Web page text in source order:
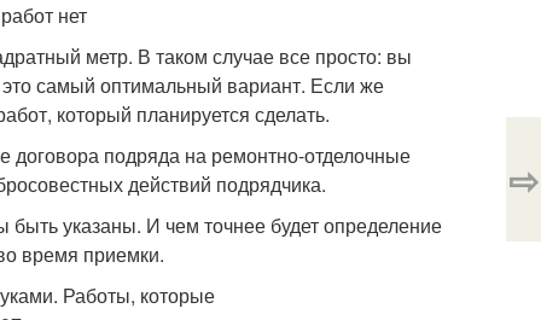
нет
метр. В таком случае все просто: вы
самый оптимальный вариант. Если же
который планируется сделать.
договора подряда на ремонтно-отделочные
действий подрядчика.
указаны. И чем точнее будет определение
время приемки.
⇨